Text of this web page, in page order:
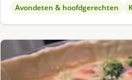
Avondeten & hoofdgerechten